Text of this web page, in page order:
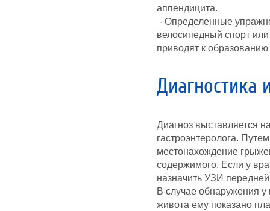
аппендицита.
- Определенные
велосипедный спорт
приводят к образованию
Диагностика
Диагноз выставляется
гастроэнтеролога.
местонахождение
содержимого. Если у
назначить УЗИ
В случае обнаружения
живота ему показано